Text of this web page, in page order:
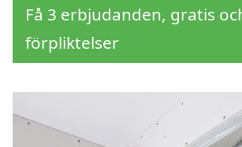
Få 3 erbjudanden, gratis
förpliktelser